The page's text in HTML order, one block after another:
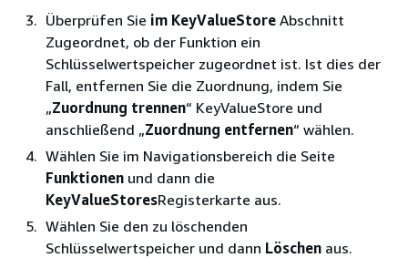
Überprüfen Sie im KeyValueStore Abschnitt
Zugeordnet, ob der Funktion ein
Schlüsselwertspeicher zugeordnet ist. Ist dies der
Fall, entfernen Sie die Zuordnung, indem Sie
„Zuordnung trennen“ KeyValueStore und
anschließend „Zuordnung entfernen“ wählen.
Wählen Sie im Navigationsbereich die Seite
Funktionen und dann die
KeyValueStoresRegisterkarte aus.
Wählen Sie den zu löschenden
Schlüsselwertspeicher und dann Löschen aus.